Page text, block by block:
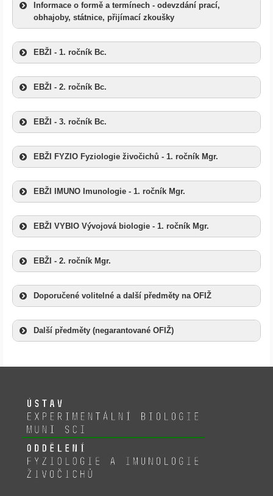
bude v Informačním
které znamená, že na studenty, kteří měli takový
předmět v jarním semestru 2020 zapsaný, se bude
Informace o formě a termínech - odevzdání prací,
obhajoby, státnice, přijímací zkoušky
EBŽI - 1. ročník Bc.
EBŽI - 2. ročník Bc.
EBŽI - 3. ročník Bc.
EBŽI FYZIO Fyziologie živočichů - 1. ročník Mgr.
EBŽI IMUNO Imunologie - 1. ročník Mgr.
EBŽI VYBIO Vývojová biologie - 1. ročník Mgr.
EBŽI - 2. ročník Mgr.
Doporučené volitelné a další předměty na OFIŽ
Další předměty (negarantované OFIŽ)